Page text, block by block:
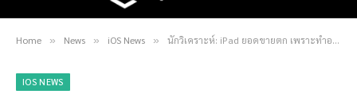
Home » News » iOS News » นักวิเคราะห์: iPad ยอดขายตก เพราะทำออกมาดีเกินไป จนคนไม่ซื้อเครื่องใหม่
IOS NEWS